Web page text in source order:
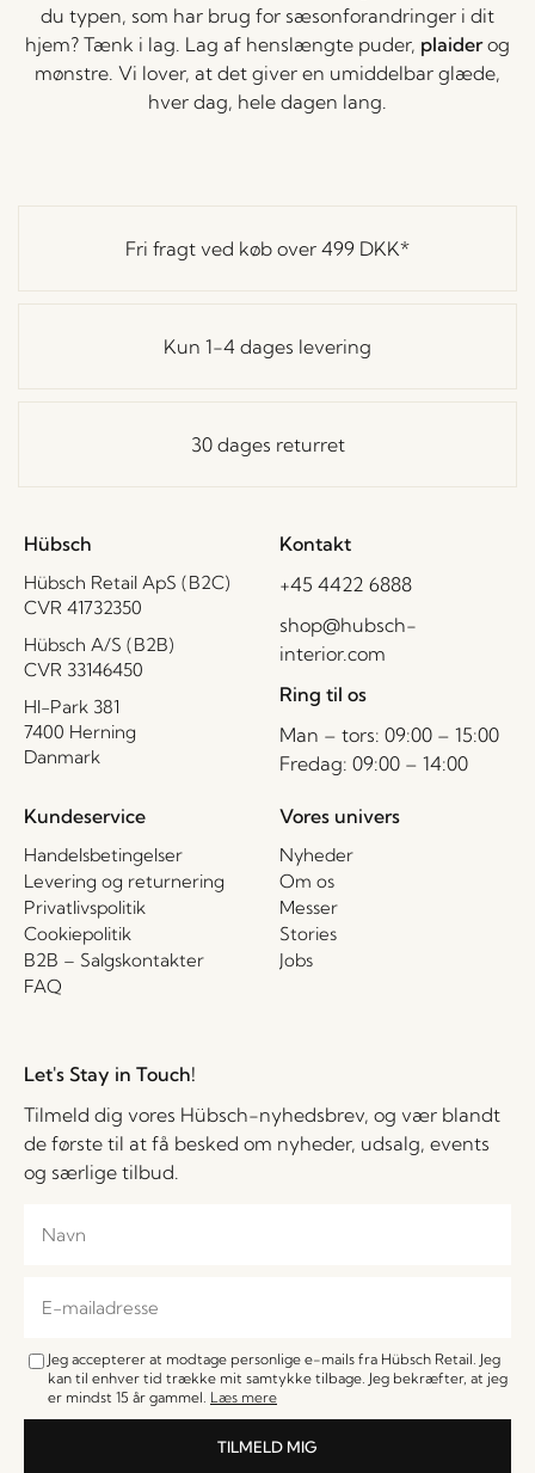
du typen, som har brug for sæsonforandringer i dit
hjem? Tænk i lag. Lag af henslængte puder, plaiderog
mønstre. Vi lover, at det giver en umiddelbar glæde,
hver dag, hele dagen lang.
Fri fragt ved køb over 499 DKK*
Kun 1-4 dages levering
30 dages returret
Hübsch
Hübsch Retail ApS (B2C)
CVR 41732350
Hübsch A/S (B2B)
CVR 33146450
HI-Park 381
7400 Herning
Danmark
Kontakt
+45 4422 6888
shop@hubsch-
interior.com
Ring til os
Man – tors: 09:00 – 15:00
Fredag: 09:00 – 14:00
Kundeservice
Handelsbetingelser
Levering og returnering
Privatlivspolitik
Cookiepolitik
B2B – Salgskontakter
FAQ
Vores univers
Nyheder
Om os
Messer
Stories
Jobs
Let's Stay in Touch!
Tilmeld dig vores Hübsch-nyhedsbrev, og vær blandt
de første til at få besked om nyheder, udsalg, events
og særlige tilbud.
Jeg accepterer at modtage personlige e-mails fra Hübsch Retail. Jeg
kan til enhver tid trække mit samtykke tilbage. Jeg bekræfter, at jeg
er mindst 15 år gammel. Læs mere
TILMELD MIG